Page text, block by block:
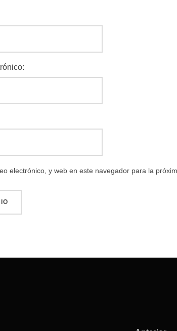
electrónico, y web en este navegador para la